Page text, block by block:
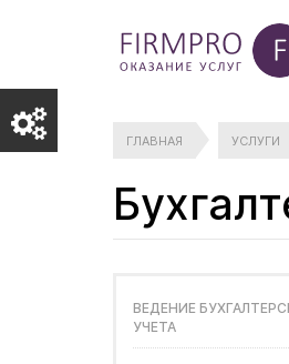
ГЛАВНАЯ УСЛУГИ
ВЕДЕНИЕ
УЧЕТА